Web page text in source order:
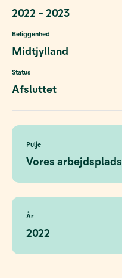
2022 - 2023
Beliggenhed
Midtjylland
Status
Afsluttet
Pulje
Vores arbejdsplads
År
2022